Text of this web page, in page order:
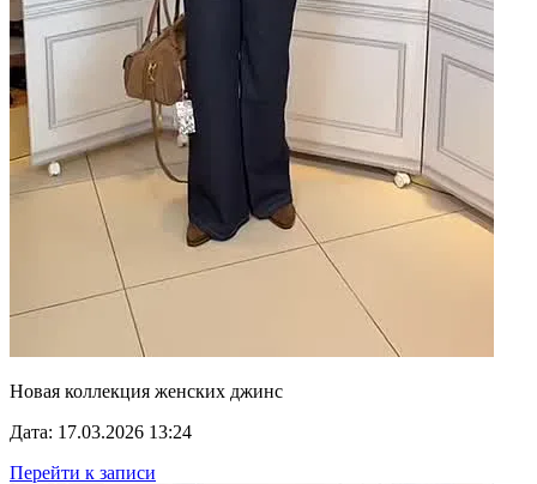
Новая коллекция женских джинс
Дата: 17.03.2026 13:24
Перейти к записи